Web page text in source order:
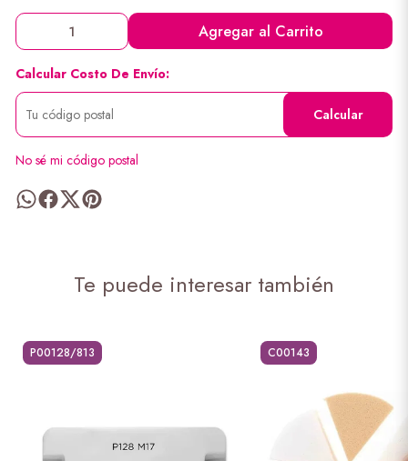
Agregar al Carrito
Calcular Costo De Envío:
Calcular
No sé mi código postal
Te puede interesar también
P00128/813 C00143